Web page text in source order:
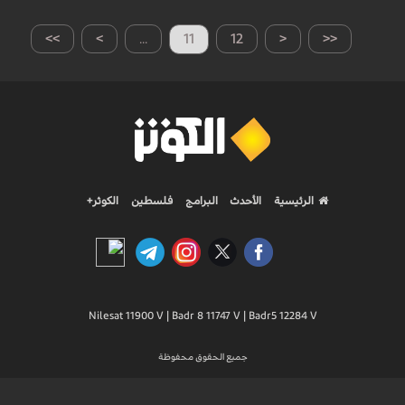
>> > ... 11 12 < <<
الرئيسية الأحدث البرامج فلسطين الكوثر+
Nilesat 11900 V | Badr 8 11747 V | Badr5 12284 V
جميع الحقوق محفوظة